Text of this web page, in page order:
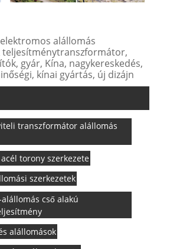
alállomás
teljesítménytranszformátor,
gyár, Kína, nagykereskedés,
kínai gyártás, új dizájn
transzformátor alállomás
torony szerkezete
szerkezetek
cső alakú
alállomások